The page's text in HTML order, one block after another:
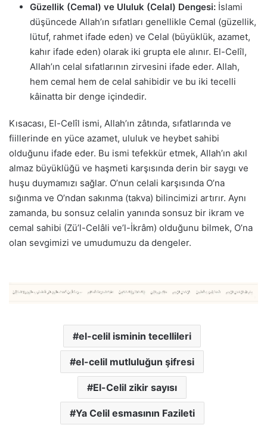
Güzellik (Cemal) ve Ululuk (Celal) Dengesi: İslami
düşüncede Allah’ın sıfatları genellikle Cemal (güzellik,
lütuf, rahmet ifade eden) ve Celal (büyüklük, azamet,
kahır ifade eden) olarak iki grupta ele alınır. El-Celîl,
Allah’ın celal sıfatlarının zirvesini ifade eder. Allah,
hem cemal hem de celal sahibidir ve bu iki tecelli
kâinatta bir denge içindedir.
Kısacası, El-Celîl ismi, Allah’ın zâtında, sıfatlarında ve
fiillerinde en yüce azamet, ululuk ve heybet sahibi
olduğunu ifade eder. Bu ismi tefekkür etmek, Allah’ın akıl
almaz büyüklüğü ve haşmeti karşısında derin bir saygı ve
huşu duymamızı sağlar. O’nun celali karşısında O’na
sığınma ve O’ndan sakınma (takva) bilincimizi artırır. Aynı
zamanda, bu sonsuz celalin yanında sonsuz bir ikram ve
cemal sahibi (Zü’l-Celâli ve’l-İkrâm) olduğunu bilmek, O’na
olan sevgimizi ve umudumuzu da dengeler.
el-celil isminin tecellileri
el-celil mutluluğun şifresi
El-Celil zikir sayısı
Ya Celil esmasının Fazileti